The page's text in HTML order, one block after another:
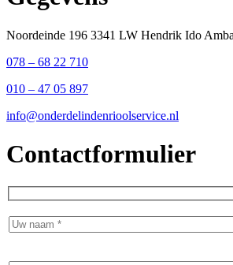
Noordeinde 196 3341 LW Hendrik Ido
078 – 68 22 710
010 – 47 05 897
info@onderdelindenrioolservice.nl
Contactformulier